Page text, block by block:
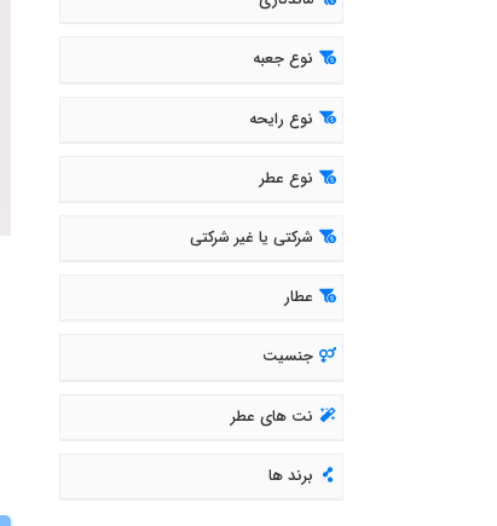
نوع جعبه
نوع رایحه
نوع عطر
شرکتی یا غیر شرکتی
عطار
جنسیت
نت های عطر
برند ها